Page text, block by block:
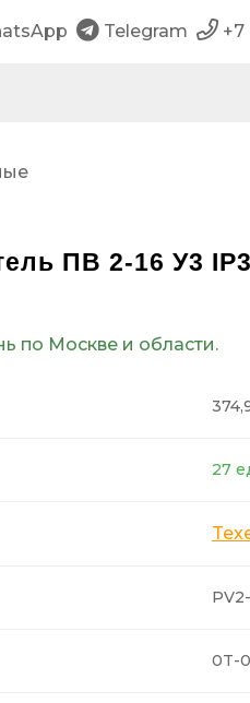
Telegram +7
ПВ 2-16 У3
по Москве и области.
27
0T-